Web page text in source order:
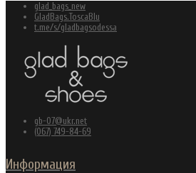
glad_bags_new
GladBags.ToscaBlu
t.me/s/gladbagsodessa
gb-07@ukr.net
(067) 749-84-69
Информация